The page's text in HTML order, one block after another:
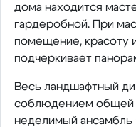
дома находится
гардеробной. При
помещение, красоту
подчеркивает
Весь ландшафтный
соблюдением общей
неделимый ансамбль